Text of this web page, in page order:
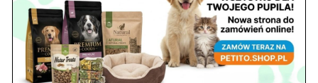
ul. Piłsudskiego 31,
pawilon 134
tel./fax. 22 784 71 96
Godziny pracy